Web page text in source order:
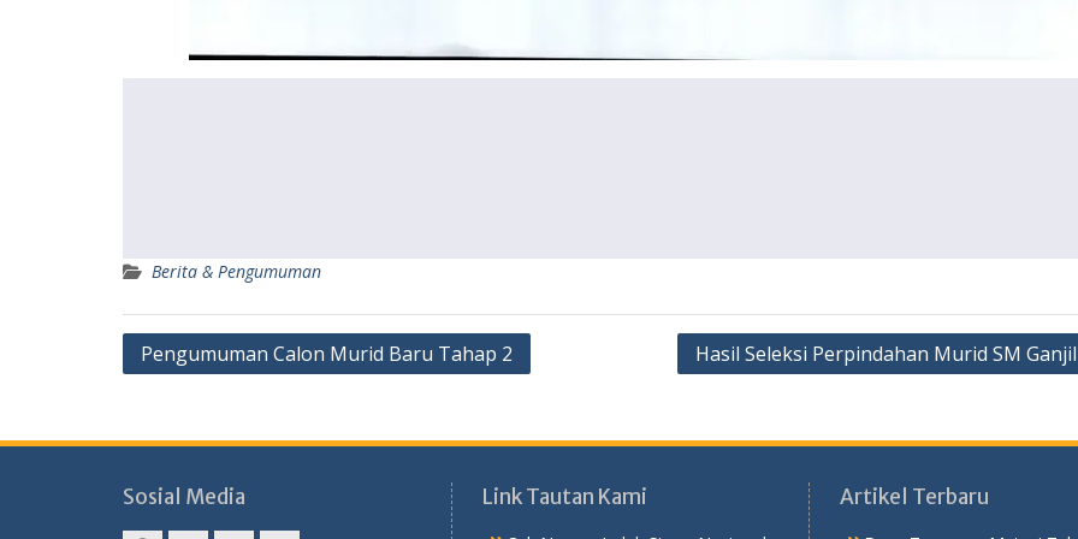
Berita & Pengumuman
Navigasi
Pengumuman Calon Murid Baru Tahap 2 Hasil Seleksi Perpindahan Murid SM
Sosial Media Link Tautan Kami Artikel Terbaru